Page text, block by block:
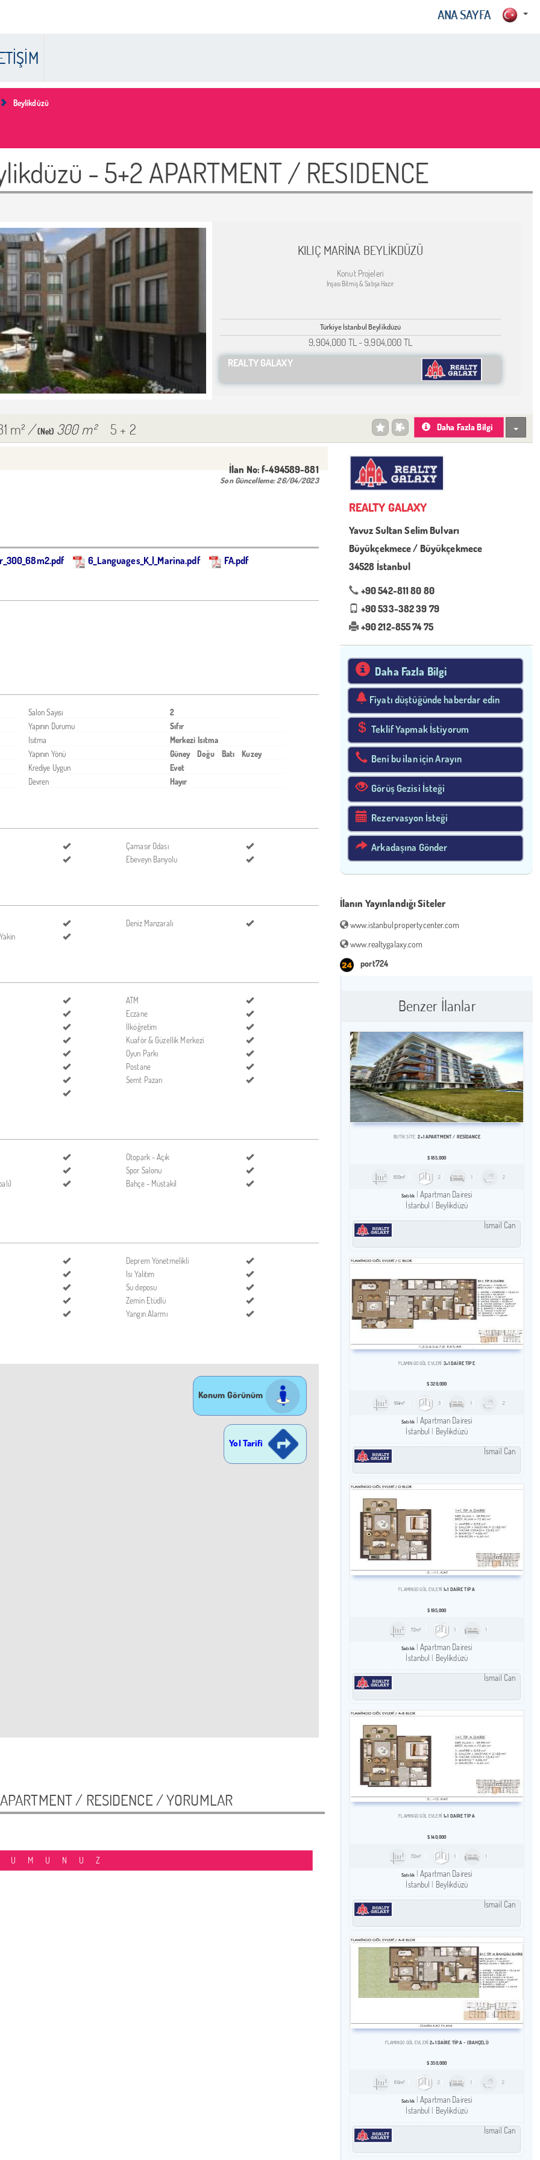
ANA SAYFA
Beylikdüzü
- 5+2 APARTMENT / RESIDENCE
KILIÇ MARINA BEYLIKDÜZÜ
Konut Projeleri
İnşası Bitmiş & Satışa Hazır
Türkiye İstanbul Beylikdüzü
9,904,000 TL -9,904,000 TL
REALTY GALAXY
m²/(Net) 300 m² 5 + 2 Daha Fazla Bilgi
İlan No:f-494589-881
Son Güncelleme:26/04/2023
6_Languages_K_l_Marina.pdf FA.pdf
Salon Sayısı
2
Yapının Durumu
Sıfır
Isıtma
Merkezi Isıtma
Yapının Yönü Güney Doğu Batı
Kuzey
Krediye Uygun
Evet
Devren Hayır
Çamasır Odası
Ebeveyn Banyolu
Deniz Manzaralı
ATM
Eczane
İlköğretim
Kuaför & Güzellik Merkezi
Oyun Parkı
Postane
Semt Pazarı
Otopark - Açık
Spor Salonu
Bahçe - Müstakil
Deprem Yönetmelikli
Isı Yalıtım
Su deposu
Zemin Etüdlü
Yangın Alarmı
Konum Görünüm
Yol Tarifi
/ RESIDENCE /YORUMLAR
REALTY GALAXY
Yavuz Sultan Selim Bulvarı
Büyükçekmece / Büyükçekmece
34528 İstanbul
+90 542-811 80 80
+90 533-382 39 79
+90 212-855 74 75
Daha Fazla Bilgi
Fiyatı düştüğünde haberdar edin
Teklif Yapmak İstiyorum
Beni bu ilan için Arayın
Görüş Gezisi İsteği
Rezervasyon İsteği
Arkadaşına Gönder
İlanın Yayınlandığı Siteler
www.istanbulpropertycenter.com
www.realtygalaxy.com
port724
Benzer İlanlar
BUTIK SITE 2+1 APARTMENT / RESİDANCE
$185,000
100m² 2 1 2
Satılık
Apartman Dairesi
İstanbul
Beylikdüzü
İsmail Can
FLAMINGO GÖL EVLERİ 3+1 DAIRE TİP E
$320,000
164m² 3 1 2
Satılık
Apartman Dairesi
İstanbul
Beylikdüzü
İsmail Can
FLAMINGO GÖL EVLERİ 1+1 DAIRE TİP A
$195,000
72m² 1 1
Satılık
Apartman Dairesi
İstanbul
Beylikdüzü
İsmail Can
FLAMINGO GÖL EVLERİ 1+1 DAIRE TİP A
$140,000
72m² 1 1
Satılık
Apartman Dairesi
İstanbul
Beylikdüzü
İsmail Can
FLAMINGO GÖL EVLERİ 2+1 DAIRE TİP A - (BAHÇELİ)
$350,000
116m² 2 1 2
Satılık
Apartman Dairesi
İstanbul
Beylikdüzü
İsmail Can